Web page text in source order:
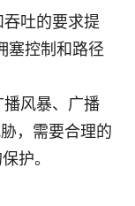
吐的要求提
塞控制和路径
风暴、广播
，需要合理的
护。